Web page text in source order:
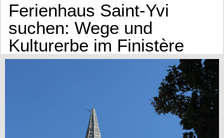
Ferienhaus Saint-Yvi
suchen: Wege und
Kulturerbe im Finistère